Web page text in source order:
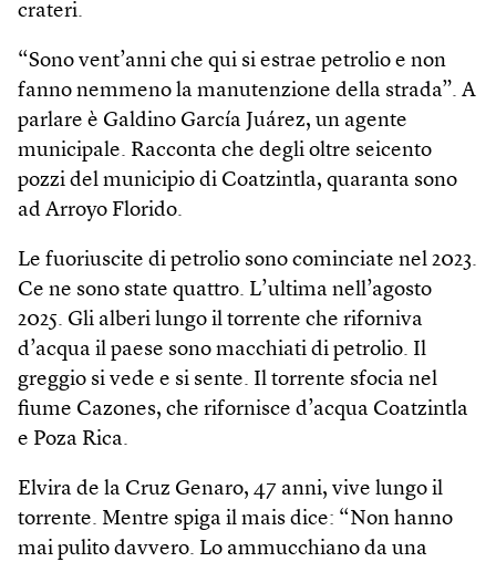
crateri.
“Sono vent’anni che qui si estrae petrolio e non
fanno nemmeno la manutenzione della strada”. A
parlare è Galdino García Juárez, un agente
municipale. Racconta che degli oltre seicento
pozzi del municipio di Coatzintla, quaranta sono
ad Arroyo Florido.
Le fuoriuscite di petrolio sono cominciate nel 2023.
Ce ne sono state quattro. L’ultima nell’agosto
2025. Gli alberi lungo il torrente che riforniva
d’acqua il paese sono macchiati di petrolio. Il
greggio si vede e si sente. Il torrente sfocia nel
fiume Cazones, che rifornisce d’acqua Coatzintla
e Poza Rica.
Elvira de la Cruz Genaro, 47 anni, vive lungo il
torrente. Mentre spiga il mais dice: “Non hanno
mai pulito davvero. Lo ammucchiano da una